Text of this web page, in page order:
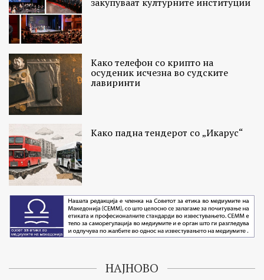
Како телефон со крипто на
осуденик исчезна во судските
лавиринти
Како падна тендерот со „Икарус“
НАЈНОВО